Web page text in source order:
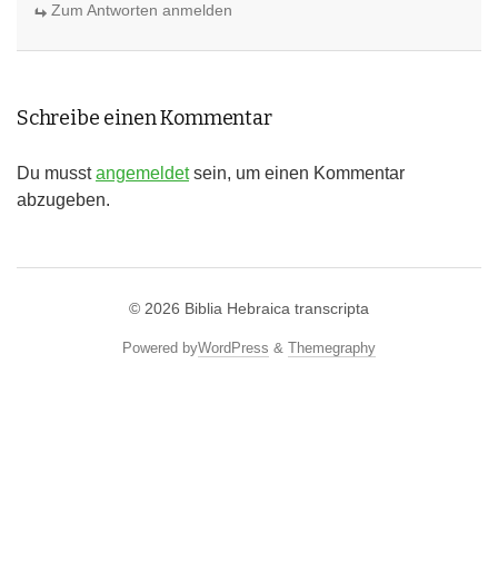
Zum Antworten anmelden
Schreibe einen Kommentar
Du musstangemeldetsein, um einen Kommentar
abzugeben.
© 2026 Biblia Hebraica transcripta
Powered byWordPress & Themegraphy